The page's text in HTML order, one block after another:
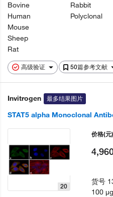
高级验证 50篇参考文献
Bovine
Human
Mouse
Sheep
Rat
Rabbit
Polyclonal
Invitrogen 最多结果图片
STAT5 alpha Monoclonal
20
价格(元)
货号
100 µg